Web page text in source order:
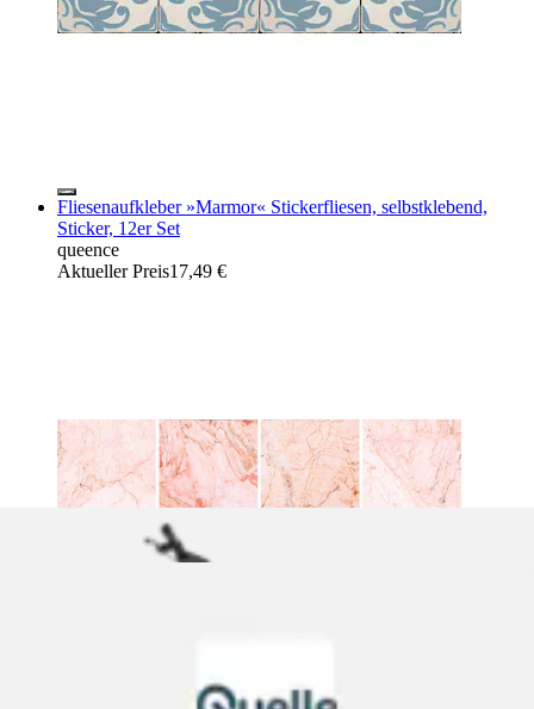
Fliesenaufkleber »Marmor« Stickerfliesen, selbstklebend,
Sticker, 12er Set
queence
Aktueller Preis17,49 €